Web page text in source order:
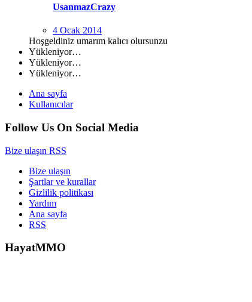
UsanmazCrazy
4 Ocak 2014
Hoşgeldiniz umarım kalıcı olursunzu
Yükleniyor…
Yükleniyor…
Yükleniyor…
Ana sayfa
Kullanıcılar
Follow Us On Social Media
Bize ulaşın RSS
Bize ulaşın
Şartlar ve kurallar
Gizlilik politikası
Yardım
Ana sayfa
RSS
HayatMMO